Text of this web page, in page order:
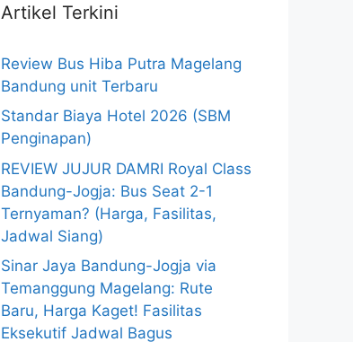
Artikel Terkini
Review Bus Hiba Putra Magelang
Bandung unit Terbaru
Standar Biaya Hotel 2026 (SBM
Penginapan)
REVIEW JUJUR DAMRI Royal Class
Bandung-Jogja: Bus Seat 2-1
Ternyaman? (Harga, Fasilitas,
Jadwal Siang)
Sinar Jaya Bandung-Jogja via
Temanggung Magelang: Rute
Baru, Harga Kaget! Fasilitas
Eksekutif Jadwal Bagus